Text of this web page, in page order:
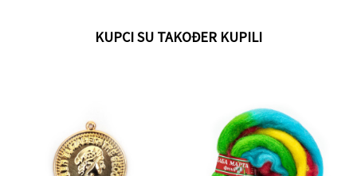
KUPCI SU TAKOĐER KUPILI